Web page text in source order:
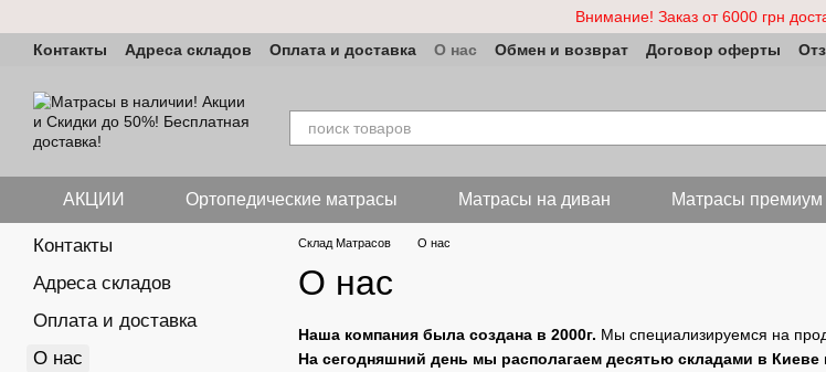
Внимание! Заказ от 6000 грн
Контакты
Адреса складов Оплата и доставка О нас Обмен и возврат Договор оферты
АКЦИИ Ортопедические матрасы Матрасы на диван Матраcы премиум
Склад Матрасов О нас
О нас
Наша компания была создана в 2000г. Мы специализируемся на
На сегодняшний день мы располагаем десятью складами в Киеве
Контакты
Адреса складов
Оплата и доставка
О нас